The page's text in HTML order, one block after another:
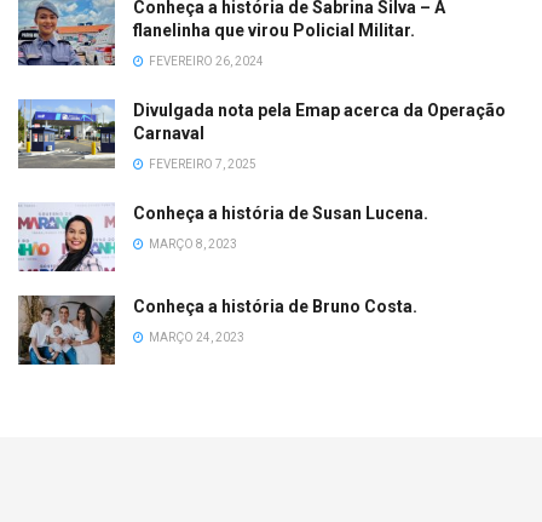
Conheça a história de Sabrina Silva – A
flanelinha que virou Policial Militar.
FEVEREIRO 26, 2024
Divulgada nota pela Emap acerca da Operação
Carnaval
FEVEREIRO 7, 2025
Conheça a história de Susan Lucena.
MARÇO 8, 2023
Conheça a história de Bruno Costa.
MARÇO 24, 2023